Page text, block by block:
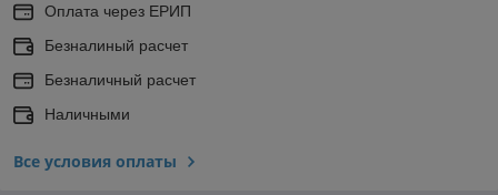
Оплата через ЕРИП
Безналиный расчет
Безналичный расчет
Наличными
Все условия оплаты